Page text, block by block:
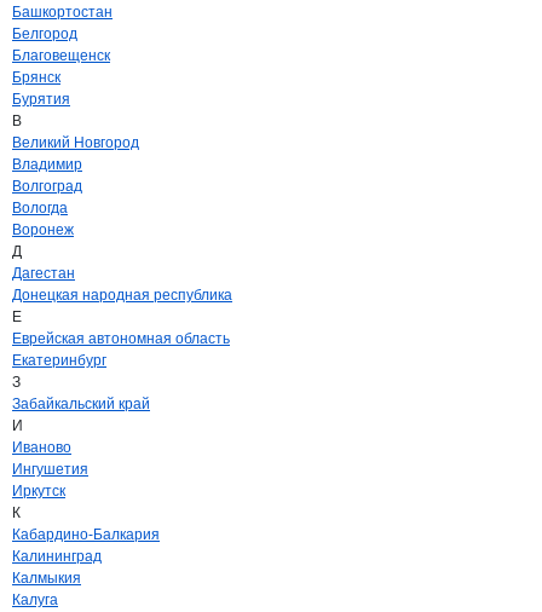
Башкортостан
Белгород
Благовещенск
Брянск
Бурятия
В
Великий Новгород
Владимир
Волгоград
Вологда
Воронеж
Д
Дагестан
Донецкая народная республика
Е
Еврейская автономная область
Екатеринбург
З
Забайкальский край
И
Иваново
Ингушетия
Иркутск
К
Кабардино-Балкария
Калининград
Калмыкия
Калуга